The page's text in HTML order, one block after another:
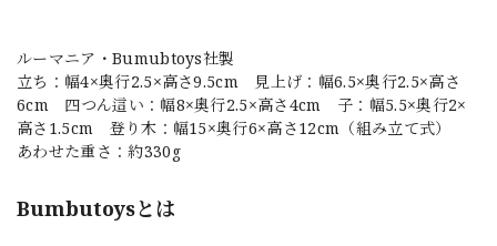
ルーマニア・Bumubtoys社製
立ち：幅4×奥行2.5×高さ9.5cm 見上げ：幅6.5×奥行2.5×高さ
6cm 四つん這い：幅8×奥行2.5×高さ4cm 子：幅5.5×奥行2×
高さ1.5cm 登り木：幅15×奥行6×高さ12cm（組み立て式）
あわせた重さ：約330g
Bumbutoysとは